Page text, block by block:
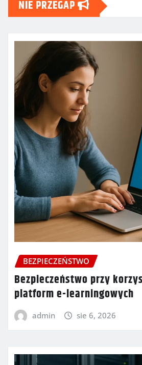
NIE PRZEGAP
BEZPIECZEŃSTWO
Bezpieczeństwo przy
platform e-learningowych
admin sie 6, 2026